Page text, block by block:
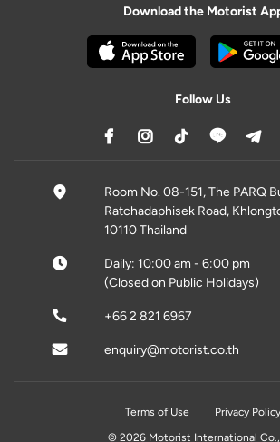
Download the Motorist
Follow Us
Room No. 08-151, The PARQ
Ratchadaphisek Road,
10110 Thailand
Daily: 10:00 am - 6:00 pm
(Closed on Public Holidays)
+66 2 821 6967
enquiry@motorist.co.th
Terms of Use
Privacy Policy
© 2026 Motorist International